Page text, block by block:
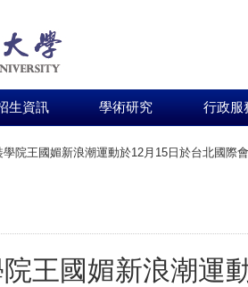
生資訊 學術研究 行政服
學院王國媚新浪潮運動於12月15日於台北國際
王國媚新浪潮運